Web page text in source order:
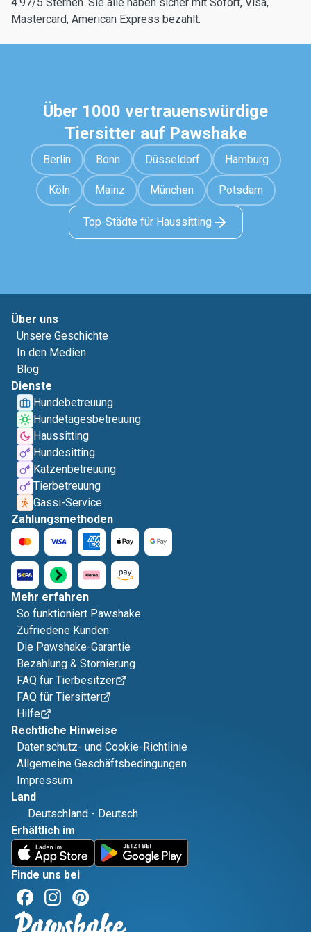
Mastercard, American Express bezahlt.
Über 1000 vertrauenswürdige
Tiersitter auf Pawshake
Berlin Bonn Düsseldorf Hamburg
Köln Mainz München Potsdam
Top-Städte für Haussitting
Über uns
Unsere Geschichte
In den Medien
Blog
Dienste
Hundebetreuung
Hundetagesbetreuung
Haussitting
Hundesitting
Katzenbetreuung
Tierbetreuung
Gassi-Service
Zahlungsmethoden
Mehr erfahren
So funktioniert Pawshake
Zufriedene Kunden
Die Pawshake-Garantie
Bezahlung & Stornierung
FAQ für Tierbesitzer
FAQ für Tiersitter
Hilfe
Rechtliche Hinweise
Datenschutz- und Cookie-Richtlinie
Allgemeine Geschäftsbedingungen
Impressum
Land
Deutschland - Deutsch
Erhältlich im
Finde uns bei